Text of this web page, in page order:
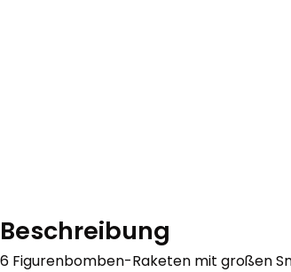
Beschreibung
6 Figurenbomben-Raketen mit großen